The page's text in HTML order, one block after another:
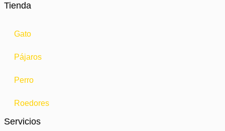
Tienda
Gato
Pájaros
Perro
Roedores
Servicios